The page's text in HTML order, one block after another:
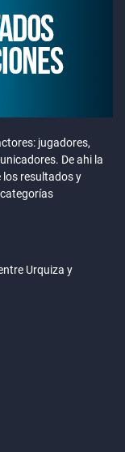
jugadores,
De ahi la
resultados y
Urquiza y